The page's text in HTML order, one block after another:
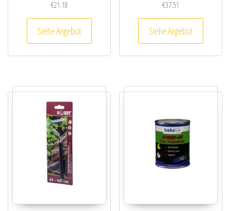
€21.18
Siehe Angebot
€37.51
Siehe Angebot